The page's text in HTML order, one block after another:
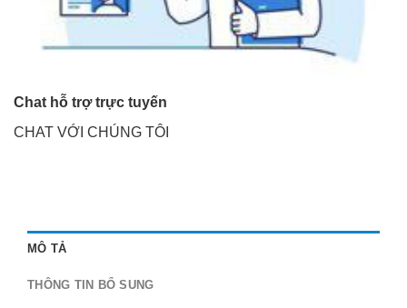
Chat hỗ trợ trực tuyến
CHAT VỚI CHÚNG TÔI
MÔ TẢ
THÔNG TIN BỔ SUNG